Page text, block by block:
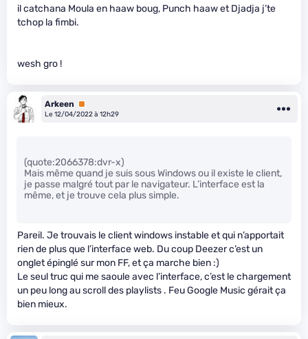
il catchana Moula en haaw boug, Punch haaw et Djadja j’te
tchop la fimbi.
wesh gro !
Arkeen
Premium
Le 12/04/2022 à 12h29
(quote:2066378:dvr-x)
Mais même quand je suis sous Windows ou il existe le client,
je passe malgré tout par le navigateur. L’interface est la
même, et je trouve cela plus simple.
Pareil. Je trouvais le client windows instable et qui n’apportait
rien de plus que l’interface web. Du coup Deezer c’est un
onglet épinglé sur mon FF, et ça marche bien :)
Le seul truc qui me saoule avec l’interface, c’est le chargement
un peu long au scroll des playlists . Feu Google Music gérait ça
bien mieux.